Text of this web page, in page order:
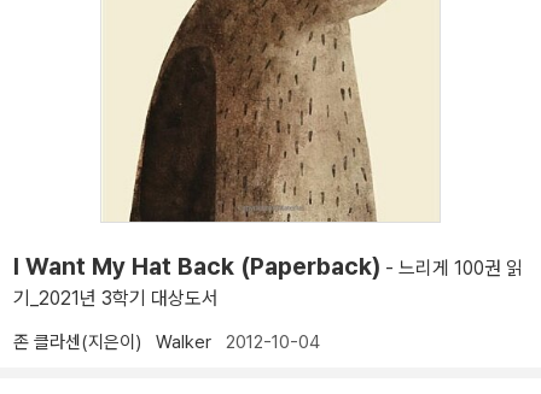
I Want My Hat Back (Paperback) - 느리게 100권 읽
기_2021년 3학기 대상도서
존 클라센(지은이) Walker 2012-10-04